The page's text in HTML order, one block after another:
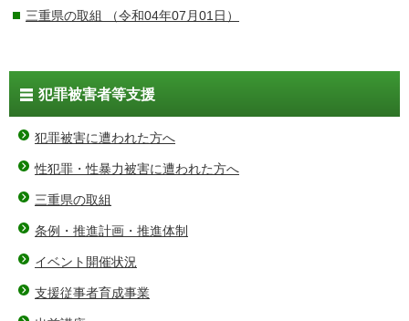
三重県の取組 （令和04年07月01日）
犯罪被害者等支援
犯罪被害に遭われた方へ
性犯罪・性暴力被害に遭われた方へ
三重県の取組
条例・推進計画・推進体制
イベント開催状況
支援従事者育成事業